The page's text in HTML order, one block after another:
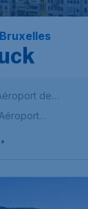
de
Aéroport
•